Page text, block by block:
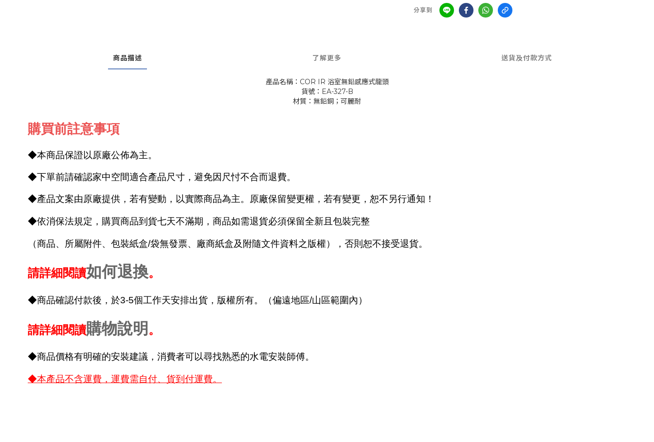
分享到
商品描述 了解更多 送貨及付款方式
產品名稱：COR IR 浴室無鉛感應式龍頭
貨號：EA-327-B
材質：無鉛銅；可麗耐
購買前註意事項
◆本商品保證以原廠公佈為主。
◆下單前請確認家中空間適合產品尺寸，避免因尺忖不合而退費。
◆產品文案由原廠提供，若有變動，以實際商品為主。原廠保留變更權，若有變更，恕不另行通知！
◆依消保法規定，購買商品到貨七天不滿期，商品如需退貨必須保留全新且包裝完整
（商品、所屬附件、包裝紙盒/袋無發票、廠商紙盒及附隨文件資料之版權），否則恕不接受退貨。
請詳細閱讀如何退換。
◆商品確認付款後，於3-5個工作天安排出貨，版權所有。（偏遠地區/山區範圍內）
請詳細閱讀購物說明 。
◆商品價格有明確的安裝建議，消費者可以尋找熟悉的水電安裝師傅。
◆本產品不含運費，運費需自付、貨到付運費。